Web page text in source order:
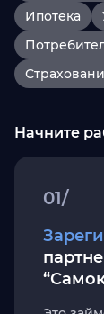
Ипотека
Начните
01/